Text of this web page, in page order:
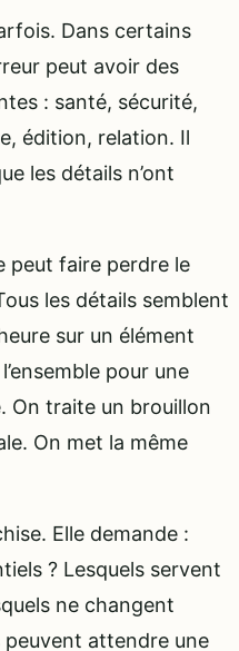
Dans certains
peut avoir des
: santé, sécurité,
édition, relation. Il
les détails n’ont
peut faire perdre le
les détails semblent
sur un élément
pour une
On traite un brouillon
On met la même
Elle demande :
? Lesquels servent
ne changent
peuvent attendre une